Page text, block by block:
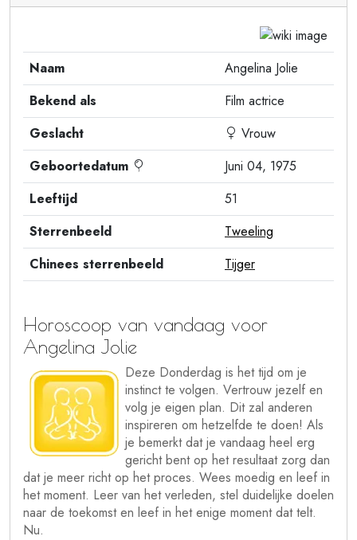
Naam
Angelina Jolie
Bekend als
Film actrice
Geslacht
Vrouw
Geboortedatum
Juni 04, 1975
Leeftijd
51
Sterrenbeeld
Tweeling
Chinees sterrenbeeld
Tijger
Horoscoop van vandaag voor
Angelina Jolie
Deze Donderdag is het tijd om je
instinct te volgen. Vertrouw jezelf en
volg je eigen plan. Dit zal anderen
inspireren om hetzelfde te doen! Als
je bemerkt dat je vandaag heel erg
gericht bent op het resultaat zorg dan
dat je meer richt op het proces. Wees moedig en leef in
het moment. Leer van het verleden, stel duidelijke doelen
naar de toekomst en leef in het enige moment dat telt.
Nu.